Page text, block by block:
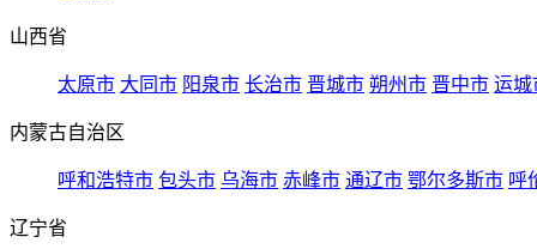
山西省
太原市 大同市 阳泉市 长治市 晋城市 朔州市 晋中市 运城
内蒙古自治区
呼和浩特市 包头市 乌海市 赤峰市 通辽市 鄂尔多斯市 呼
辽宁省